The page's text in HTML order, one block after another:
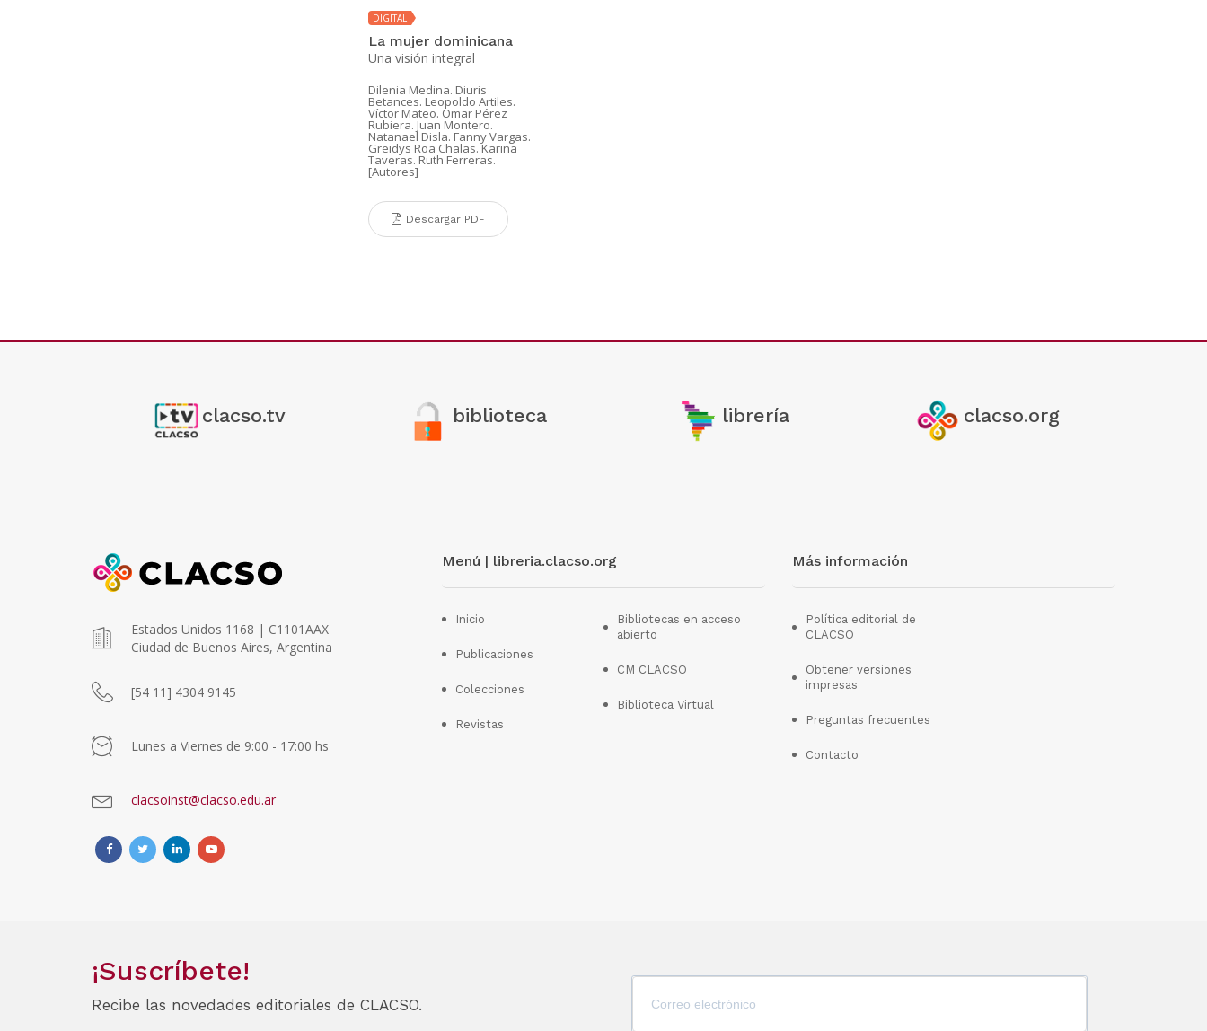
DIGITAL
La mujer dominicana
Una visión integral
Dilenia Medina. Diuris
Betances. Leopoldo Artiles.
Víctor Mateo. Omar Pérez
Rubiera. Juan Montero.
Natanael Disla. Fanny Vargas.
Greidys Roa Chalas. Karina
Taveras. Ruth Ferreras.
[Autores]
Descargar PDF
clacso.tv biblioteca librería clacso.org
Estados Unidos 1168 | C1101AAX
Ciudad de Buenos Aires, Argentina
[54 11] 4304 9145
Lunes a Viernes de 9:00 - 17:00 hs
clacsoinst@clacso.edu.ar
Menú | libreria.clacso.org
Inicio
Publicaciones
Colecciones
Revistas
Bibliotecas en acceso
abierto
CM CLACSO
Biblioteca Virtual
Más información
Política editorial de
CLACSO
Obtener versiones
impresas
Preguntas frecuentes
Contacto
¡Suscríbete!
Recibe las novedades editoriales de CLACSO.